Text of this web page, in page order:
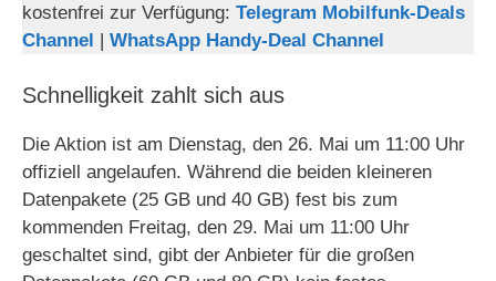
kostenfrei zur Verfügung: Telegram Mobilfunk-Deals
Channel | WhatsApp Handy-Deal Channel
Schnelligkeit zahlt sich aus
Die Aktion ist am Dienstag, den 26. Mai um 11:00 Uhr
offiziell angelaufen. Während die beiden kleineren
Datenpakete (25 GB und 40 GB) fest bis zum
kommenden Freitag, den 29. Mai um 11:00 Uhr
geschaltet sind, gibt der Anbieter für die großen